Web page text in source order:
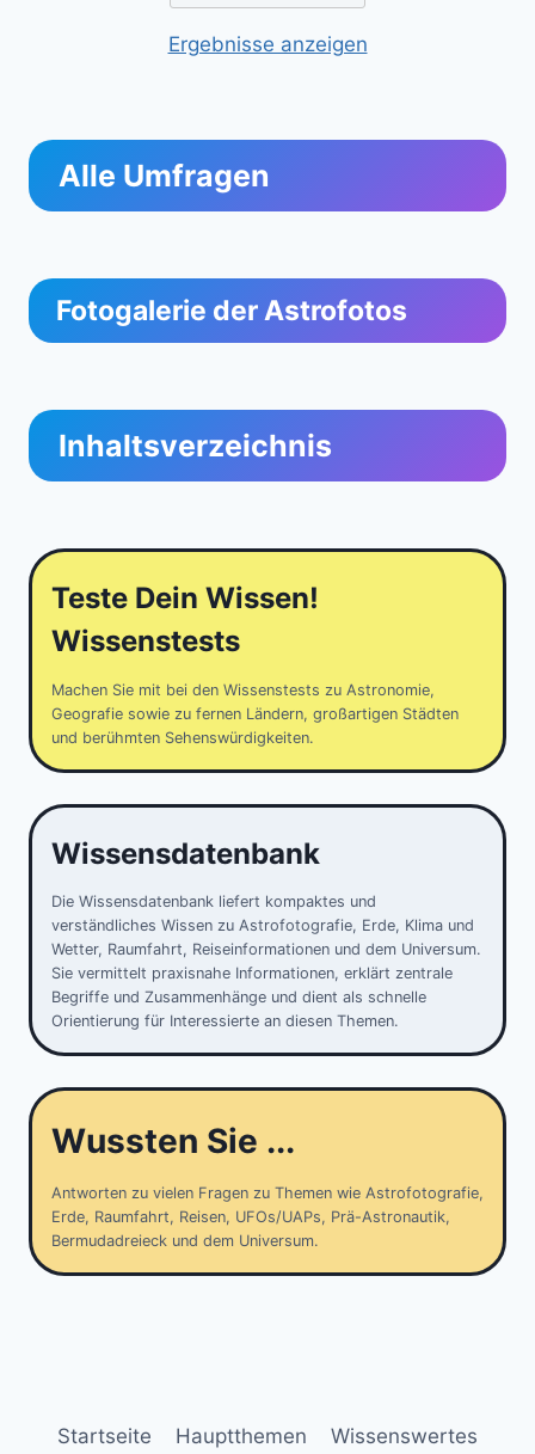
Ergebnisse anzeigen
Alle Umfragen
Fotogalerie der Astrofotos
Inhaltsverzeichnis
Teste Dein Wissen!
Wissenstests
Machen Sie mit bei den Wissenstests zu Astronomie,
Geografie sowie zu fernen Ländern, großartigen Städten
und berühmten Sehenswürdigkeiten.
Wissensdatenbank
Die Wissensdatenbank liefert kompaktes und
verständliches Wissen zu Astrofotografie, Erde, Klima und
Wetter, Raumfahrt, Reiseinformationen und dem Universum.
Sie vermittelt praxisnahe Informationen, erklärt zentrale
Begriffe und Zusammenhänge und dient als schnelle
Orientierung für Interessierte an diesen Themen.
Wussten Sie ...
Antworten zu vielen Fragen zu Themen wie Astrofotografie,
Erde, Raumfahrt, Reisen, UFOs/UAPs, Prä-Astronautik,
Bermudadreieck und dem Universum.
Startseite Hauptthemen Wissenswertes